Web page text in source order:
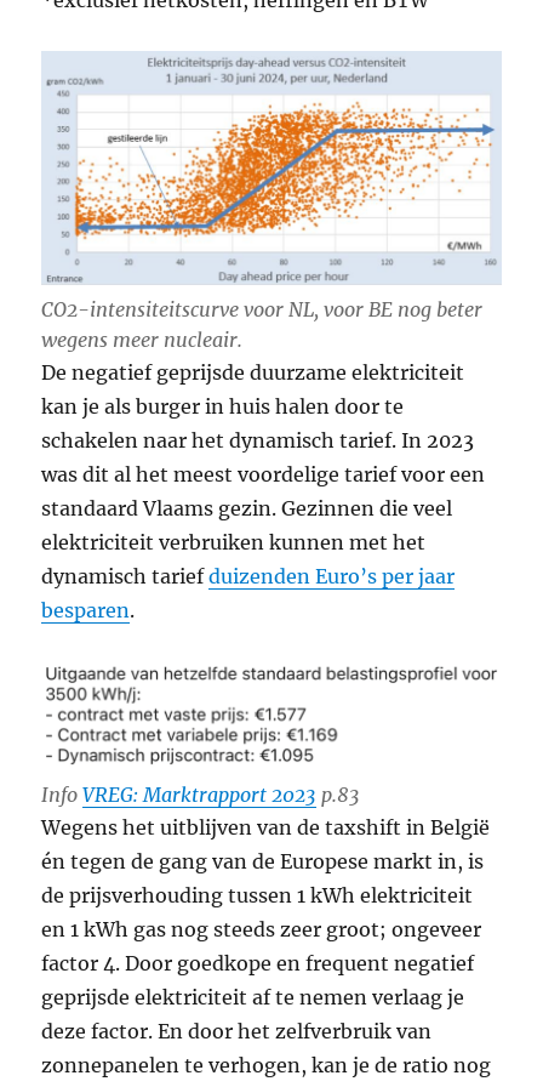
CO2-intensiteitscurve voor NL, voor BE nog beter
wegens meer nucleair.
De negatief geprijsde duurzame elektriciteit
kan je als burger in huis halen door te
schakelen naar het dynamisch tarief. In 2023
was dit al het meest voordelige tarief voor een
standaard Vlaams gezin. Gezinnen die veel
elektriciteit verbruiken kunnen met het
dynamisch tariefduizenden Euro’s per jaar
besparen.
InfoVREG: Marktrapport 2023 p.83
Wegens het uitblijven van de taxshift in België
én tegen de gang van de Europese markt in, is
de prijsverhouding tussen 1 kWh elektriciteit
en 1 kWh gas nog steeds zeer groot; ongeveer
factor 4. Door goedkope en frequent negatief
geprijsde elektriciteit af te nemen verlaag je
deze factor. En door het zelfverbruik van
zonnepanelen te verhogen, kan je de ratio nog